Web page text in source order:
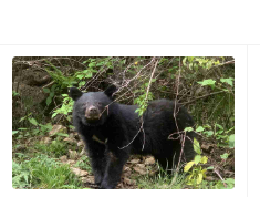
12. 匿名2012/12/13(木) 22:03:48
YOSHIKIのドラムが当時
日本一の最速とか言わ